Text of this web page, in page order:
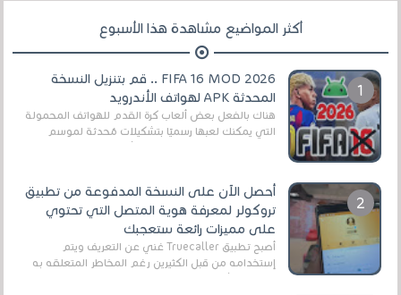
أكثر المواضيع مشاهدة هذا الأسبوع
FIFA 16 MOD 2026 .. قم بتنزيل النسخة
المحدثة APK لهواتف الأندرويد
هناك بالفعل بعض ألعاب كرة القدم للهواتف المحمولة
التي يمكنك لعبها رسميًا بتشكيلات مُحدثة لموسم
أحصل الآن على النسخة المدفوعة من تطبيق
تروكولر لمعرفة هوية المتصل التي تحتوي
على مميزات رائعة ستعجبك
أصبح تطبيق Truecaller غني عن التعريف ويتم
إستخدامه من قبل الكثيرين رغم المخاطر المتعلقه به